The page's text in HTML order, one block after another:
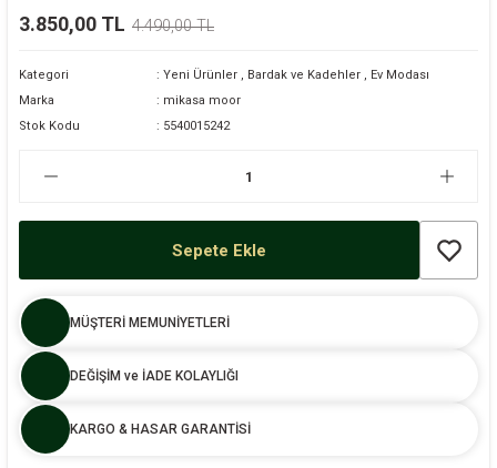
3.850,00 TL 4.490,00 TL
Kategori Yeni Ürünler , Bardak ve Kadehler , Ev Modası
Marka
mikasa moor
Stok Kodu
5540015242
Sepete Ekle
MÜŞTERİ MEMUNİYETLERİ
DEĞİŞİM ve İADE KOLAYLIĞI
KARGO & HASAR GARANTİSİ